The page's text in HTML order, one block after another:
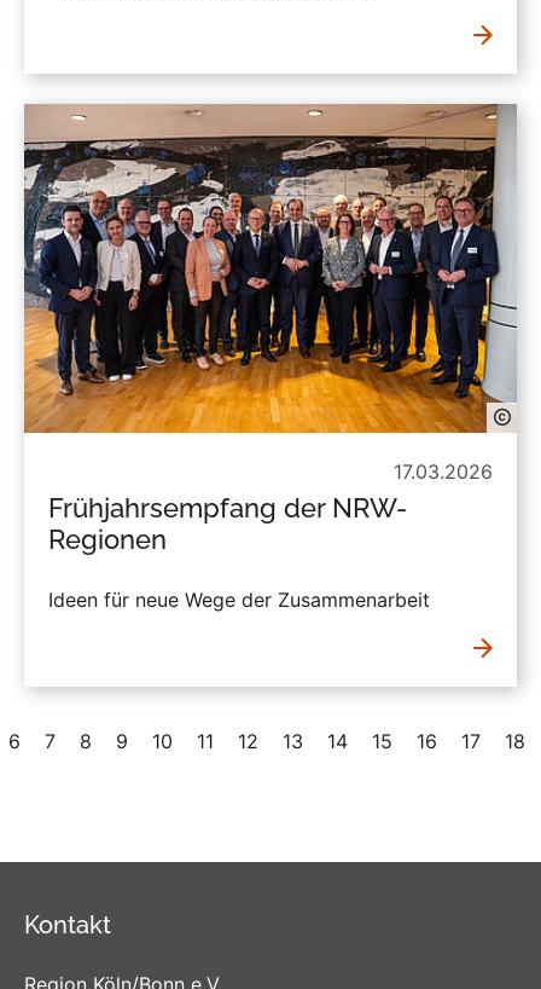
17.03.2026
Frühjahrsempfang der NRW-
Regionen
Ideen für neue Wege der Zusammenarbeit
6 7 8 9 10 11 12 13 14 15 16 17 18
Kontakt
Region Köln/Bonn e.V.